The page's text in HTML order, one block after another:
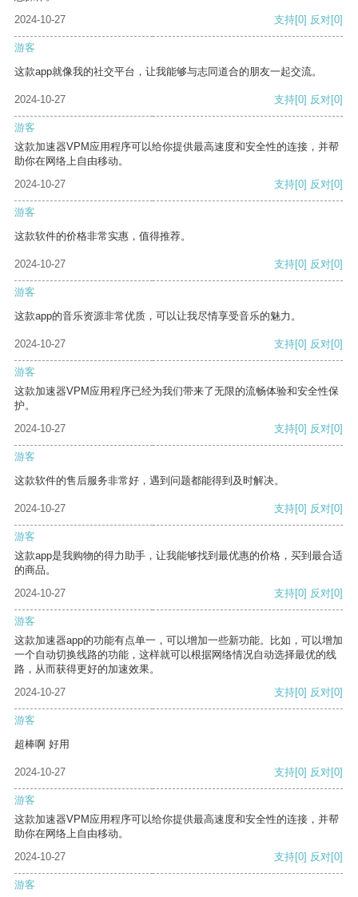
2024-10-27
支持[0] 反对[0]
游客
这款app就像我的社交平台，让我能够与志同道合的朋友一起交流。
2024-10-27 支持[0] 反对[0]
游客
这款加速器VPM应用程序可以给你提供最高速度和安全性的连接，并帮
助你在网络上自由移动。
2024-10-27
支持[0] 反对[0]
游客
这款软件的价格非常实惠，值得推荐。
2024-10-27 支持[0] 反对[0]
游客
这款app的音乐资源非常优质，可以让我尽情享受音乐的魅力。
2024-10-27 支持[0] 反对[0]
游客
这款加速器VPM应用程序已经为我们带来了无限的流畅体验和安全性保
护。
2024-10-27
支持[0] 反对[0]
游客
这款软件的售后服务非常好，遇到问题都能得到及时解决。
2024-10-27 支持[0] 反对[0]
游客
这款app是我购物的得力助手，让我能够找到最优惠的价格，买到最合适
的商品。
2024-10-27
支持[0] 反对[0]
游客
这款加速器app的功能有点单一，可以增加一些新功能。比如，可以增加
一个自动切换线路的功能，这样就可以根据网络情况自动选择最优的线
路，从而获得更好的加速效果。
2024-10-27
支持[0] 反对[0]
游客
超棒啊 好用
2024-10-27 支持[0] 反对[0]
游客
这款加速器VPM应用程序可以给你提供最高速度和安全性的连接，并帮
助你在网络上自由移动。
2024-10-27
支持[0] 反对[0]
游客